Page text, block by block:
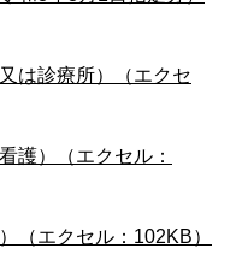
は診療所）（エクセ
護）（エクセル：
（エクセル：102KB）